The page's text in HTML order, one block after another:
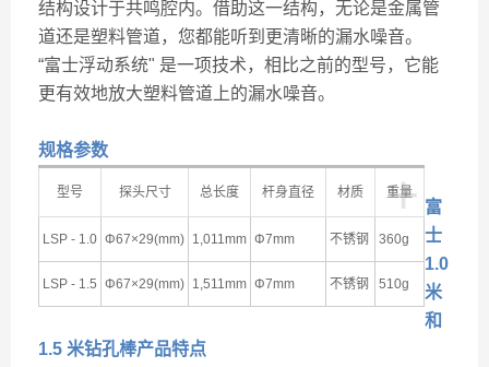
结构设计于共鸣腔内。借助这一结构，无论是金属管
道还是塑料管道，您都能听到更清晰的漏水噪音。
“富士浮动系统" 是一项技术，相比之前的型号，它能
更有效地放大塑料管道上的漏水噪音。
规格参数
+
型号 探头尺寸 总长度 杆身直径 材质 重量
LSP - 1.0 Φ67×29(mm) 1,011mm Φ7mm 不锈钢 360g
LSP - 1.5 Φ67×29(mm) 1,511mm Φ7mm 不锈钢 510g
富
士
1.0
米
和
1.5 米钻孔棒产品特点